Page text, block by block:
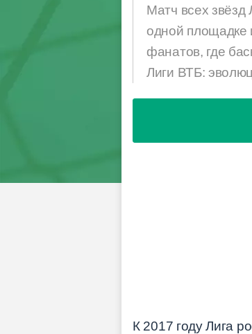
Матч всех
одной площадке
фанатов, где
Лиги ВТБ:
К 2017 году Лига